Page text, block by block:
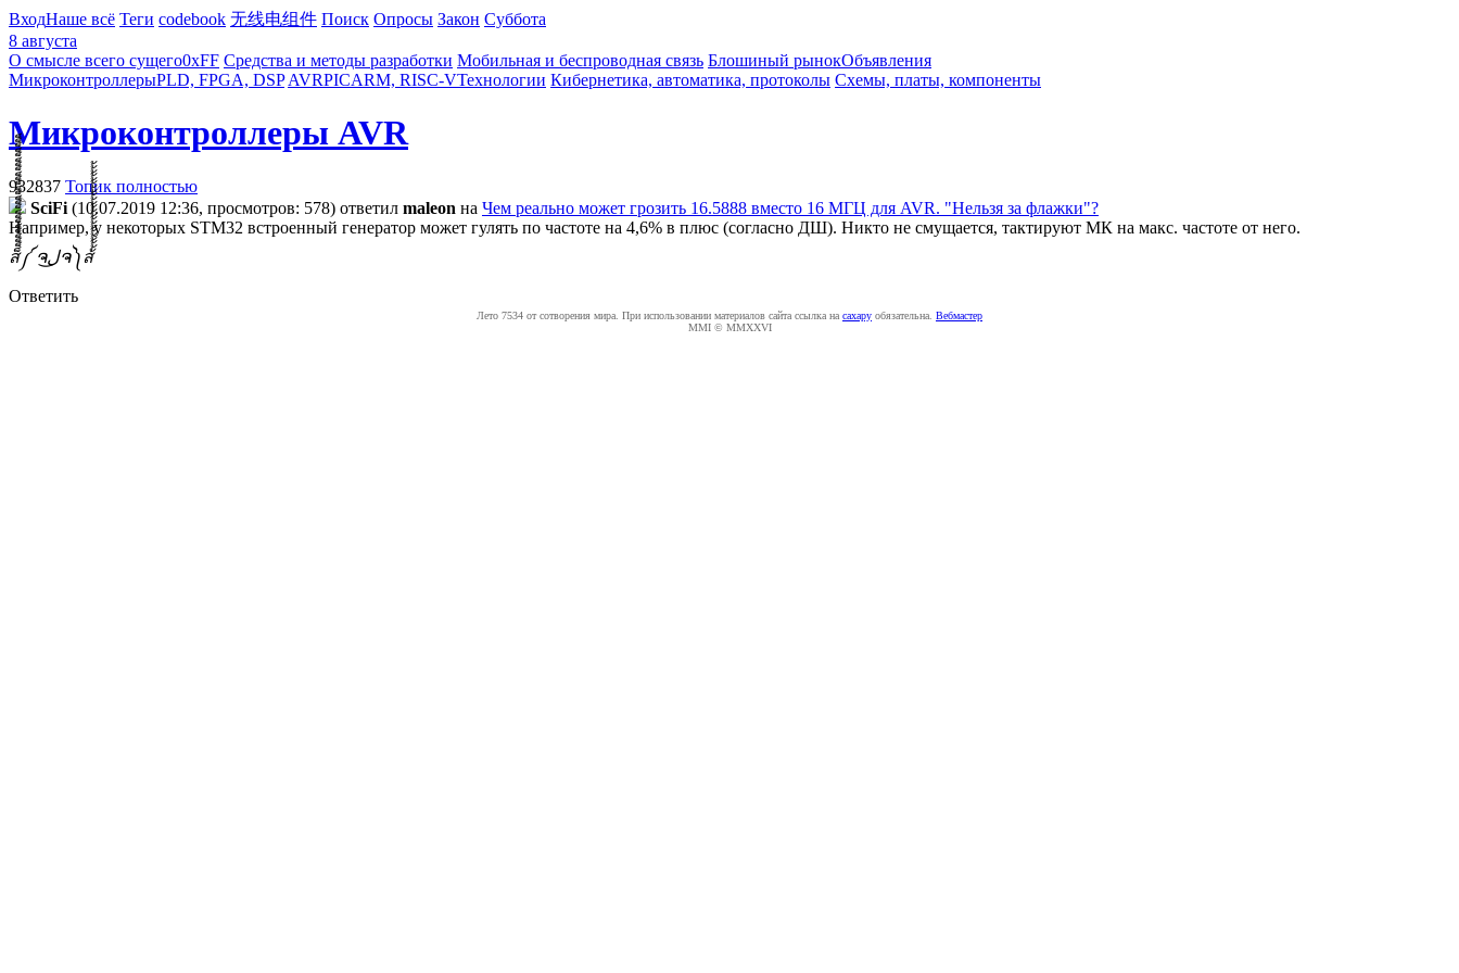
ВходНаше всё Теги codebook 无线电组件 Поиск Опросы Закон Суббота
8 августа
О смысле всего сущего0xFF Средства и методы разработки Мобильная и беспроводная связь Блошиный рынокОбъявления
МикроконтроллерыPLD, FPGA, DSP AVRPICARM, RISC-VТехнологии Кибернетика, автоматика, протоколы Схемы, платы, компоненты
Микроконтроллеры AVR
932837 Топик полностью
SciFi (10.07.2019 12:36, просмотров: 578) ответил maleon на Чем реально может грозить 16.5888 вместо 16 МГЦ для AVR. "Нельзя за флажки"?
Например, у некоторых STM32 встроенный генератор может гулять по частоте на 4,6% в плюс (согласно ДШ). Никто не смущается, тактируют МК на макс. частоте от него.
ส็็็็็็็็็็็็็็็็็็็็็็็็็༼ ຈل͜ຈ༽ส้้้้้้้้้้้้้้้้้้้้้้้
Ответить
Лето 7534 от сотворения мира. При использовании материалов сайта ссылка на caxapу обязательна. Вебмастер
MMI © MMXXVI